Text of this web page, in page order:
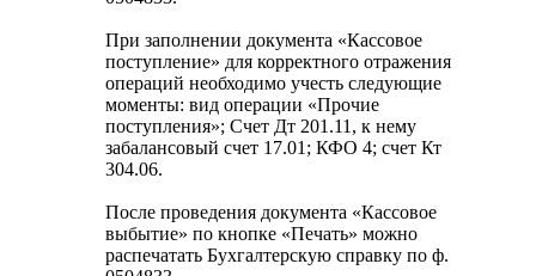
При заполнении документа «Кассовое
поступление» для корректного отражения
операций необходимо учесть следующие
моменты: вид операции «Прочие
поступления»; Счет Дт 201.11, к нему
забалансовый счет 17.01; КФО 4; счет Кт
304.06.
После проведения документа «Кассовое
выбытие» по кнопке «Печать» можно
распечатать Бухгалтерскую справку по ф.